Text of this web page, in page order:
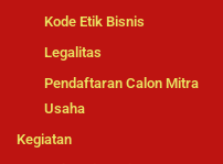
Kode Etik Bisnis
Legalitas
Pendaftaran Calon Mitra
Usaha
Kegiatan